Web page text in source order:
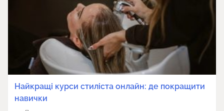
Найкращі курси стиліста онлайн: де покращити
навички